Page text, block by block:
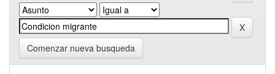
Comenzar nueva busqueda